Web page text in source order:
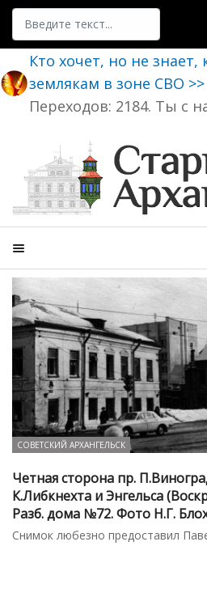
Поиск
Кто хочет, но не
землякам в зоне СВО >>
Переходов: 2184. Ты с
СОВЕТСКИЙ АРХАНГЕЛЬСК
Четная сторона пр.
К.Либкнехта и Энгельса
Разб. дома №72. Фото Н.Г.
Снимок любезно предоставил